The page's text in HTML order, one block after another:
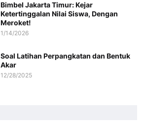
Bimbel Jakarta Timur: Kejar
Ketertinggalan Nilai Siswa, Dengan
Meroket!
1/14/2026
Soal Latihan Perpangkatan dan Bentuk
Akar
12/28/2025